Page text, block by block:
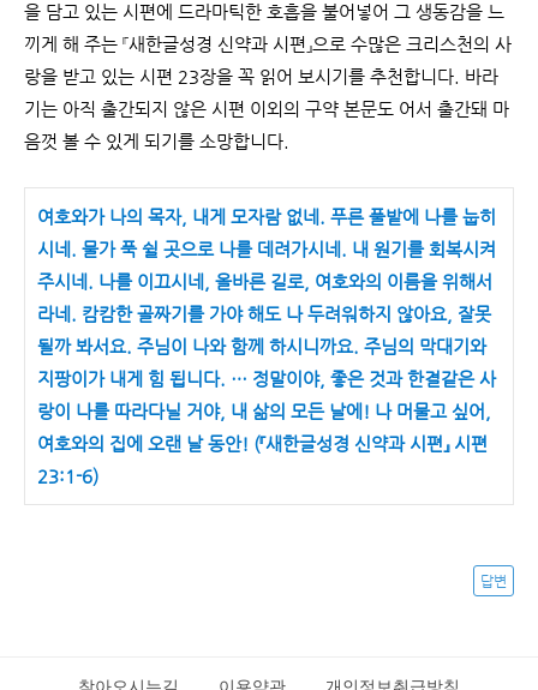
을 담고 있는 시편에 드라마틱한 호흡을 불어넣어 그 생동감을 느
끼게 해 주는 『새한글성경 신약과 시편』으로 수많은 크리스천의 사
랑을 받고 있는 시편 23장을 꼭 읽어 보시기를 추천합니다. 바라
기는 아직 출간되지 않은 시편 이외의 구약 본문도 어서 출간돼 마
음껏 볼 수 있게 되기를 소망합니다.
여호와가 나의 목자, 내게 모자람 없네. 푸른 풀밭에 나를 눕히
시네. 물가 푹 쉴 곳으로 나를 데려가시네. 내 원기를 회복시켜
주시네. 나를 이끄시네, 올바른 길로, 여호와의 이름을 위해서
라네. 캄캄한 골짜기를 가야 해도 나 두려워하지 않아요, 잘못
될까 봐서요. 주님이 나와 함께 하시니까요. 주님의 막대기와
지팡이가 내게 힘 됩니다. … 정말이야, 좋은 것과 한결같은 사
랑이 나를 따라다닐 거야, 내 삶의 모든 날에! 나 머물고 싶어,
여호와의 집에 오랜 날 동안! (『새한글성경 신약과 시편』 시편
23:1-6)
답변
찾아오시는길 이용약관 개인정보취급방침